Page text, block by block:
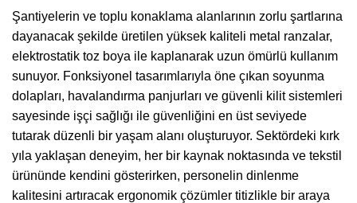
Şantiyelerin ve toplu konaklama alanlarının zorlu şartlarına
dayanacak şekilde üretilen yüksek kaliteli metal ranzalar,
elektrostatik toz boya ile kaplanarak uzun ömürlü kullanım
sunuyor. Fonksiyonel tasarımlarıyla öne çıkan soyunma
dolapları, havalandırma panjurları ve güvenli kilit sistemleri
sayesinde işçi sağlığı ile güvenliğini en üst seviyede
tutarak düzenli bir yaşam alanı oluşturuyor. Sektördeki kırk
yıla yaklaşan deneyim, her bir kaynak noktasında ve tekstil
ürününde kendini gösterirken, personelin dinlenme
kalitesini artıracak ergonomik çözümler titizlikle bir araya